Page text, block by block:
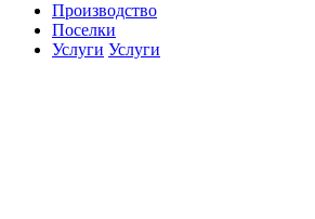
Производство
Поселки
Услуги Услуги